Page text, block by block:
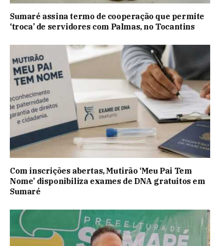
Sumaré assina termo de cooperação que permite
‘troca’ de servidores com Palmas, no Tocantins
Com inscrições abertas, Mutirão ‘Meu Pai Tem
Nome’ disponibiliza exames de DNA gratuitos em
Sumaré